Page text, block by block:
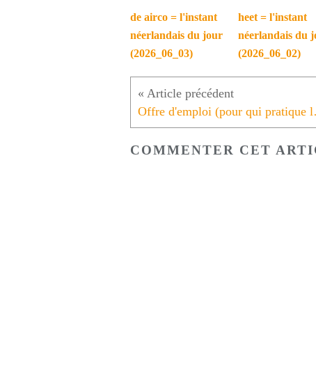
de airco = l'instant
néerlandais du jour
(2026_06_03)
heet = l'instant
néerlandais du
(2026_06_02)
Offre
COMMENTER CET